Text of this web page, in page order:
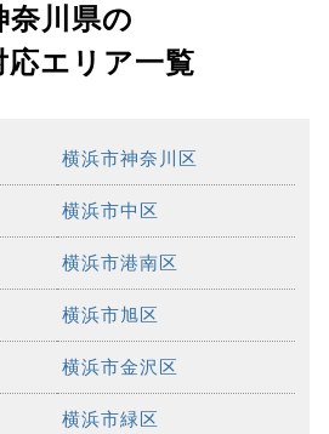
奈川県の
応エリア一覧
横浜市神奈川区
横浜市中区
横浜市港南区
横浜市旭区
横浜市金沢区
横浜市緑区